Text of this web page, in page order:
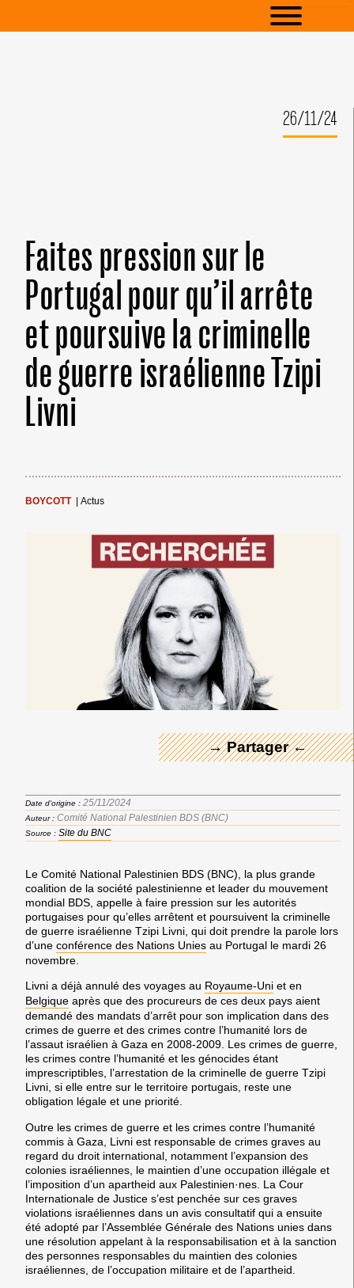
26/11/24
Faites pression sur le
Portugal pour qu’il arrête
et poursuive la criminelle
de guerre israélienne Tzipi
Livni
BOYCOTT Actus
→ Partager ←
← Merci ! →
Date d'origine : 25/11/2024
Auteur : Comité National Palestinien BDS (BNC)
Source : Site du BNC
Le Comité National Palestinien BDS (BNC), la plus grande
coalition de la société palestinienne et leader du mouvement
mondial BDS, appelle à faire pression sur les autorités
portugaises pour qu’elles arrêtent et poursuivent la criminelle
de guerre israélienne Tzipi Livni, qui doit prendre la parole lors
d’une conférence des Nations Unies au Portugal le mardi 26
novembre.
Livni a déjà annulé des voyages au Royaume-Uni et en
Belgique après que des procureurs de ces deux pays aient
demandé des mandats d’arrêt pour son implication dans des
crimes de guerre et des crimes contre l’humanité lors de
l’assaut israélien à Gaza en 2008-2009. Les crimes de guerre,
les crimes contre l’humanité et les génocides étant
imprescriptibles, l’arrestation de la criminelle de guerre Tzipi
Livni, si elle entre sur le territoire portugais, reste une
obligation légale et une priorité.
Outre les crimes de guerre et les crimes contre l’humanité
commis à Gaza, Livni est responsable de crimes graves au
regard du droit international, notamment l’expansion des
colonies israéliennes, le maintien d’une occupation illégale et
l’imposition d’un apartheid aux Palestinien·nes. La Cour
Internationale de Justice s’est penchée sur ces graves
violations israéliennes dans un avis consultatif qui a ensuite
été adopté par l’Assemblée Générale des Nations unies dans
une résolution appelant à la responsabilisation et à la sanction
des personnes responsables du maintien des colonies
israéliennes, de l’occupation militaire et de l’apartheid.